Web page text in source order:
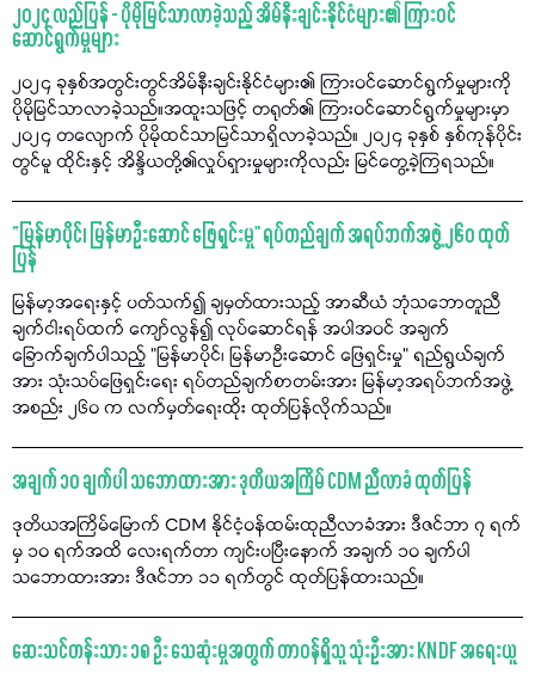
၂၀၂၄ လည်ပြန် - ပိုမိုမြင်သာလာခဲ့သည့် အိမ်နီးချင်းနိုင်ငံများ၏ ကြားဝင်
ဆောင်ရွက်မှုများ
၂၀၂၄ ခုနှစ်အတွင်းတွင်အိမ်နီးချင်းနိုင်ငံများ၏ ကြားဝင်ဆောင်ရွက်မှုများကို
ပိုမိုမြင်သာလာခဲ့သည်။အထူးသဖြင့် တရုတ်၏ ကြားဝင်ဆောင်ရွက်မှုများမှာ
၂၀၂၄ တလျောက် ပိုမိုထင်သာမြင်သာရှိလာခဲ့သည်။ ၂၀၂၄ ခုနှစ် နှစ်ကုန်ပိုင်း
တွင်မူ ထိုင်းနှင့် အိန္ဒိယတို့၏လှုပ်ရှားမှုများကိုလည်း မြင်တွေ့ခဲ့ကြရသည်။
“မြန်မာပိုင်၊ မြန်မာဦးဆောင် ဖြေရှင်းမှု" ရပ်တည်ချက် အရပ်ဘက်အဖွဲ့ ၂၆၀ ထုတ်
ပြန်
မြန်မာ့အရေးနှင့် ပတ်သက်၍ ချမှတ်ထားသည့် အာဆီယံ ဘုံသဘောတူညီ
ချက်ငါးရပ်ထက် ကျော်လွန်၍ လုပ်ဆောင်ရန် အပါအဝင် အချက်
ခြောက်ချက်ပါသည့် "မြန်မာပိုင်၊ မြန်မာဦးဆောင် ဖြေရှင်းမှု" ရည်ရွယ်ချက်
အား သုံးသပ်ဖြေရှင်းရေး ရပ်တည်ချက်စာတမ်းအား မြန်မာ့အရပ်ဘက်အဖွဲ့
အစည်း ၂၆၀ က လက်မှတ်ရေးထိုး ထုတ်ပြန်လိုက်သည်။
အချက် ၁၀ ချက်ပါ သဘောထားအား ဒုတိယအကြိမ် CDM ညီလာခံ ထုတ်ပြန်
ဒုတိယအကြိမ်မြောက် CDM နိုင်ငံ့ဝန်ထမ်းထုညီလာခံအား ဒီဇင်ဘာ ၇ ရက်
မှ ၁၀ ရက်အထိ လေးရက်တာ ကျင်းပပြီးနောက် အချက် ၁၀ ချက်ပါ
သဘောထားအား ဒီဇင်ဘာ ၁၁ ရက်တွင် ထုတ်ပြန်ထားသည်။
ဆေးသင်တန်းသား ၁၈ ဦး သေဆုံးမှုအတွက် တာဝန်ရှိသူ သုံးဦးအား KNDF အရေးယူ